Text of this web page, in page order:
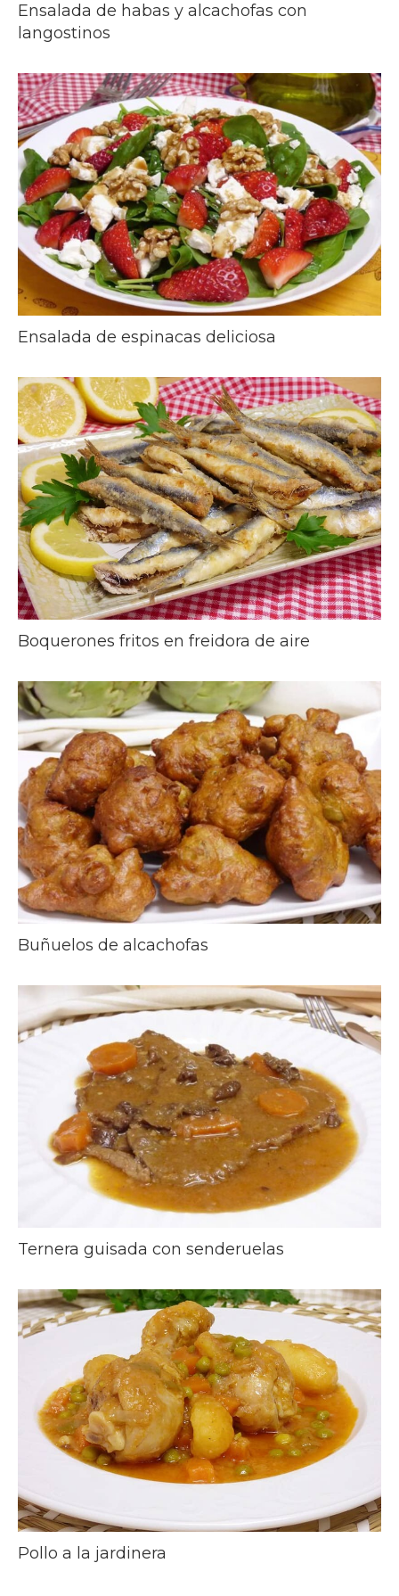
Ensalada de habas y alcachofas con
langostinos
Ensalada de espinacas deliciosa
Boquerones fritos en freidora de aire
Buñuelos de alcachofas
Ternera guisada con senderuelas
Pollo a la jardinera